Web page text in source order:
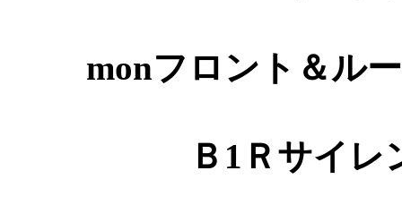
monフロント＆ル
Ｂ1Ｒサイ